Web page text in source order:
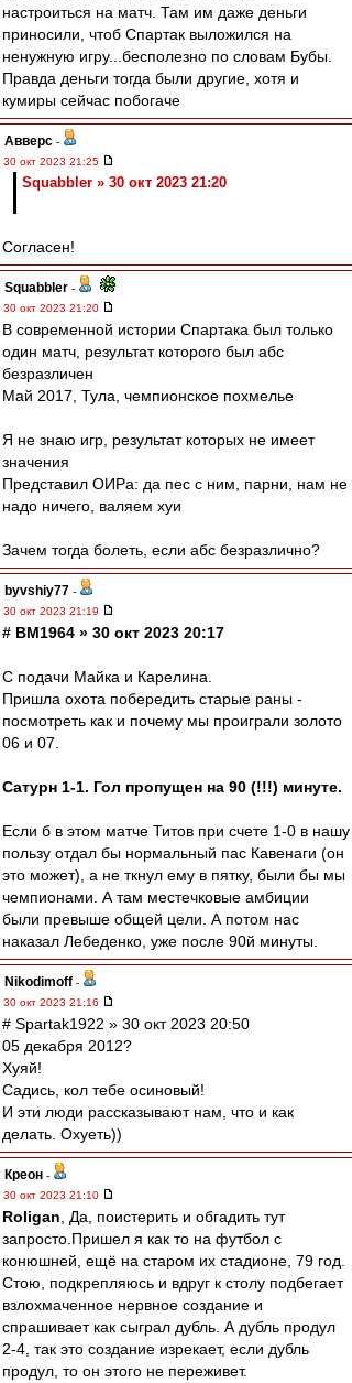
настроиться на матч. Там им даже деньги
приносили, чтоб Спартак выложился на
ненужную игру...бесполезно по словам Бубы.
Правда деньги тогда были другие, хотя и
кумиры сейчас побогаче
Авверс -
30 окт 2023 21:25
Squabbler » 30 окт 2023 21:20
Согласен!
Squabbler -
30 окт 2023 21:20
В современной истории Спартака был только
один матч, результат которого был абс
безразличен
Май 2017, Тула, чемпионское похмелье
Я не знаю игр, результат которых не имеет
значения
Представил ОИРа: да пес с ним, парни, нам не
надо ничего, валяем хуи
Зачем тогда болеть, если абс безразлично?
byvshiy77 -
30 окт 2023 21:19
# BM1964 » 30 окт 2023 20:17
С подачи Майка и Карелина.
Пришла охота побередить старые раны -
посмотреть как и почему мы проиграли золото
06 и 07.
Сатурн 1-1. Гол пропущен на 90 (!!!) минуте.
Если б в этом матче Титов при счете 1-0 в нашу
пользу отдал бы нормальный пас Кавенаги (он
это может), а не ткнул ему в пятку, были бы мы
чемпионами. А там местечковые амбиции
были превыше общей цели. А потом нас
наказал Лебеденко, уже после 90й минуты.
Nikodimoff -
30 окт 2023 21:16
# Spartak1922 » 30 окт 2023 20:50
05 декабря 2012?
Хуяй!
Садись, кол тебе осиновый!
И эти люди рассказывают нам, что и как
делать. Охуеть))
Креон -
30 окт 2023 21:10
Roligan , Да, поистерить и обгадить тут
запросто.Пришел я как то на футбол с
конюшней, ещё на старом их стадионе, 79 год.
Стою, подкрепляюсь и вдруг к столу подбегает
взлохмаченное нервное создание и
спрашивает как сыграл дубль. А дубль продул
2-4, так это создание изрекает, если дубль
продул, то он этого не переживет.